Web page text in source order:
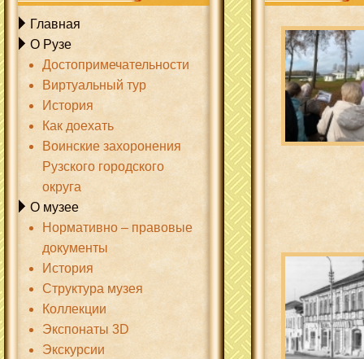
Главная
О Рузе
Достопримечательности
Виртуальный тур
История
Как доехать
Воинские захоронения
Рузского городского
округа
О музее
Нормативно – правовые
документы
История
Структура музея
Коллекции
Экспонаты 3D
Экскурсии